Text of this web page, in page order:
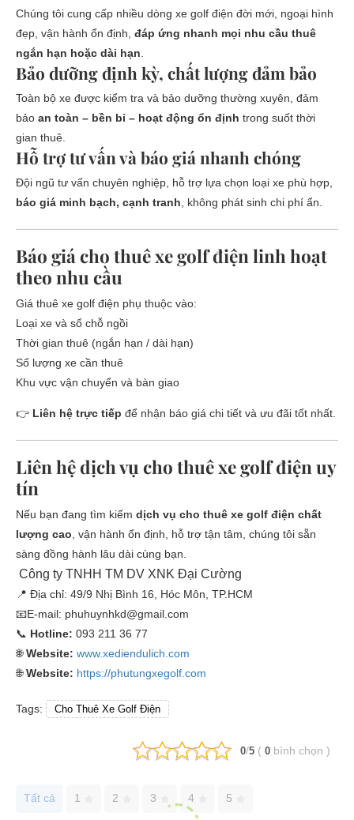
Chúng tôi cung cấp nhiều dòng xe golf điện đời mới, ngoại hình
đẹp, vận hành ổn định, đáp ứng nhanh mọi nhu cầu thuê
ngắn hạn hoặc dài hạn
Bảo dưỡng định kỳ, chất lượng đảm bảo
Toàn bộ xe được kiểm tra và bảo dưỡng thường xuyên, đảm
bảo an toàn – bền bỉ – hoạt động ổn định trong suốt thời
gian thuê.
Hỗ trợ tư vấn và báo giá nhanh chóng
Đội ngũ tư vấn chuyên nghiệp, hỗ trợ lựa chọn loại xe phù hợp,
báo giá minh bạch, cạnh tranh , không phát sinh chi phí ẩn.
Báo giá cho thuê xe golf điện linh hoạt
theo nhu cầu
Giá thuê xe golf điện phụ thuộc vào:
Loại xe và số chỗ ngồi
Thời gian thuê (ngắn hạn / dài hạn)
Số lượng xe cần thuê
Khu vực vận chuyển và bàn giao
👉 Liên hệ trực tiếp để nhận báo giá chi tiết và ưu đãi tốt nhất.
Liên hệ dịch vụ cho thuê xe golf điện uy
tín
Nếu bạn đang tìm kiếm dịch vụ cho thuê xe golf điện chất
lượng cao , vận hành ổn định, hỗ trợ tận tâm, chúng tôi sẵn
sàng đồng hành lâu dài cùng bạn.
Công ty TNHH TM DV XNK Đại Cường
📍 Địa chỉ: 49/9 Nhị Bình 16, Hóc Môn, TP.HCM
📧E-mail: phuhuynhkd@gmail.com
📞 Hotline: 093 211 36 77
🌐Website: www.xediendulich.com
🌐Website: https://phutungxegolf.com
Tags: Cho Thuê Xe Golf Điện
0/5 ( 0 bình chọn )
Tất cả 1 2 3 4 5